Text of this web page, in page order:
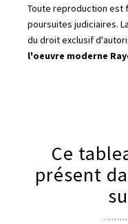
Toute reproduction est
poursuites judiciaires.
du droit exclusif
l'oeuvre moderne
Ce
présent